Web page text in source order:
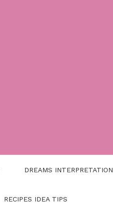
DREAMS INTERPRETATION
RECIPES IDEA TIPS